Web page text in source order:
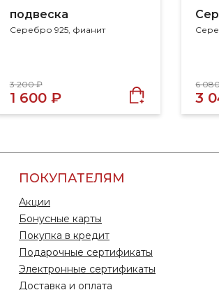
подвеска
Серебро 925, фианит
3 200 ₽
1 600 ₽
6
3
ПОКУПАТЕЛЯМ
Акции
Бонусные карты
Покупка в кредит
Подарочные сертификаты
Электронные сертификаты
Доставка и оплата